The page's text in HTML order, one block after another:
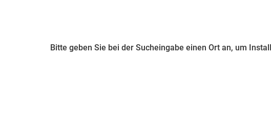
Bitte geben Sie bei der Sucheingabe einen Ort an, um